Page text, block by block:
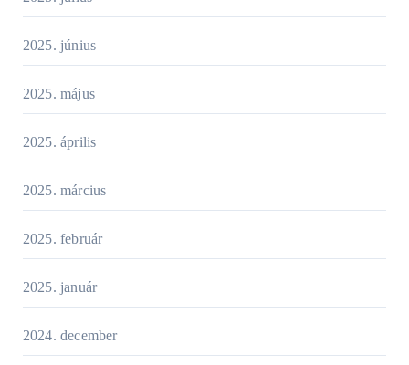
2025. június
2025. május
2025. április
2025. március
2025. február
2025. január
2024. december